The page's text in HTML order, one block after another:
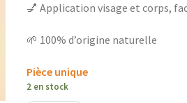
💅 Application visage et corps,
🌱 100% d’origine naturelle
Pièce unique
2 en stock